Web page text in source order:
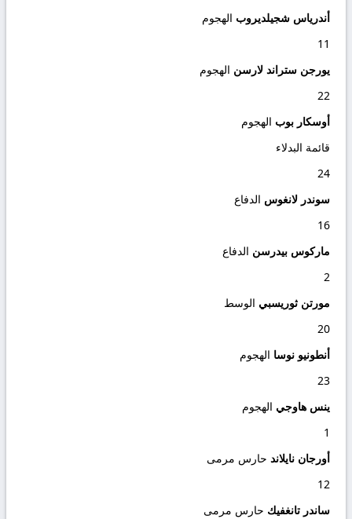
أندرياس شجيلديروب الهجوم
11
يورجن ستراند لارسن الهجوم
22
أوسكار بوب الهجوم
قائمة البدلاء
24
سوندر لانغوس الدفاع
16
ماركوس بيدرسن الدفاع
2
مورتن ثوريسبي الوسط
20
أنطونيو نوسا الهجوم
23
ينس هاوجي الهجوم
1
أورجان نايلاند حارس مرمى
12
ساندر تانغفيك حارس مرمى